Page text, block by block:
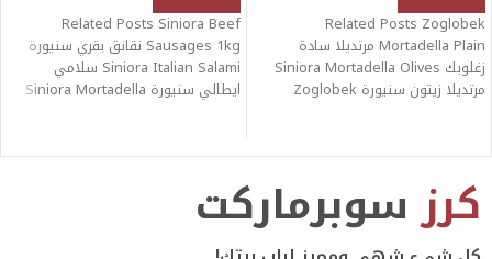
Related Posts Zoglobek
Mortadella Plain مرتديلا سادة
زغلوبك Siniora Mortadella Olives
مرتديلا زيتون سنيورة Zoglobek
Related Posts Siniora Beef
Sausages 1kg نقانق بقري سنيورة
Siniora Italian Salami سلامي
ايطالي سنيورة Siniora Mortadella
كرز سوبرماركت